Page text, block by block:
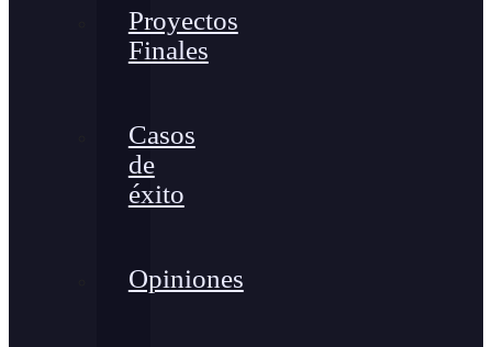
Proyectos
Finales
Casos
de
éxito
Opiniones